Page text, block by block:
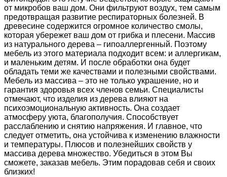
от микробов ваш дом. Они фильтруют воздух, тем самым
предотвращая развитие респираторных болезней. В
древесине содержится огромное количество смолы,
которая убережет ваш дом от грибка и плесени. Массив
из натурального дерева – гипоаллергенный. Поэтому
мебель из этого материала подходит всем: и аллергикам,
и маленьким детям. И после обработки она будет
обладать теми же качествами и полезными свойствами.
Мебель из массива – это не только украшение, но и
гарантия здоровья всех членов семьи. Специалисты
отмечают, что изделия из дерева влияют на
психоэмоциональную активность. Она создает
атмосферу уюта, благополучия. Способствует
расслаблению и снятию напряжения. И главное, что
следует отметить, она устойчива к изменению влажности
и температуры. Плюсов и полезнейших свойств у
массива дерева множество. Убедиться в этом Вы
сможете, заказав мебель. Этим порадовав себя и своих
близких!